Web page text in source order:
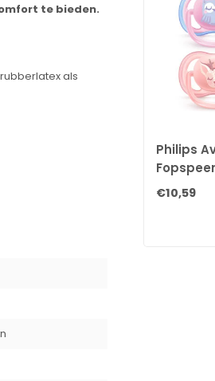
te bieden.
als
zullen erven.
Philips
- 2 stuks
€10,59